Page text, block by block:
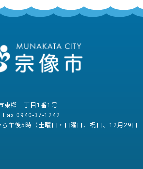
東郷一丁目1番1号
Fax:0940-37-1242
午後5時（土曜日・日曜日、祝日、12月29日